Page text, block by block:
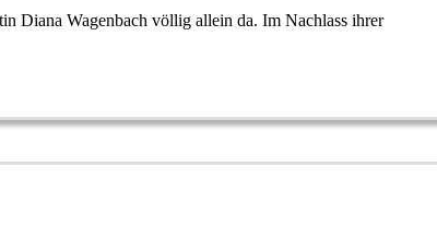
Diana Wagenbach völlig allein da. Im Nachlass ihrer